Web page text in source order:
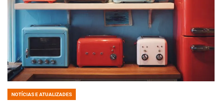
POSTED
NOTÍCIAS E ATUALIZADES